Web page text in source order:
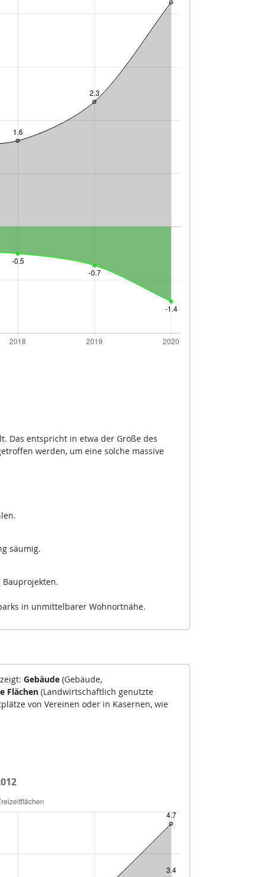
Das entspricht in etwa der Größe des
werden, um eine solche massive
säumig.
in unmittelbarer Wohnortnähe.
Gebäude (Gebäude,
Flächen(Landwirtschaftlich genutzte
von Vereinen oder in Kasernen, wie